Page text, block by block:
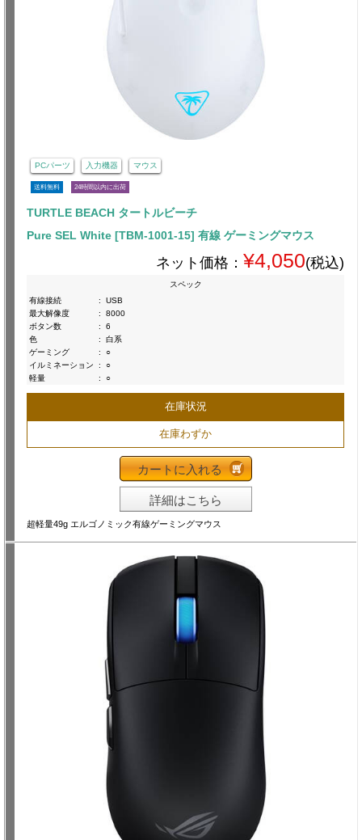
PCパーツ 入力機器 マウス
送料無料 24時間以内に出荷
TURTLE BEACH タートルビーチ
Pure SEL White [TBM-1001-15] 有線 ゲーミングマウス
ネット価格： ¥4,050(税込)
スペック
有線接続
:
USB
最大解像度
:
8000
ボタン数
:
6
色
:
白系
ゲーミング
:
○
イルミネーション
:
○
軽量
: ○
在庫状況
在庫わずか
カートに入れる
詳細はこちら
超軽量49g エルゴノミック有線ゲーミングマウス